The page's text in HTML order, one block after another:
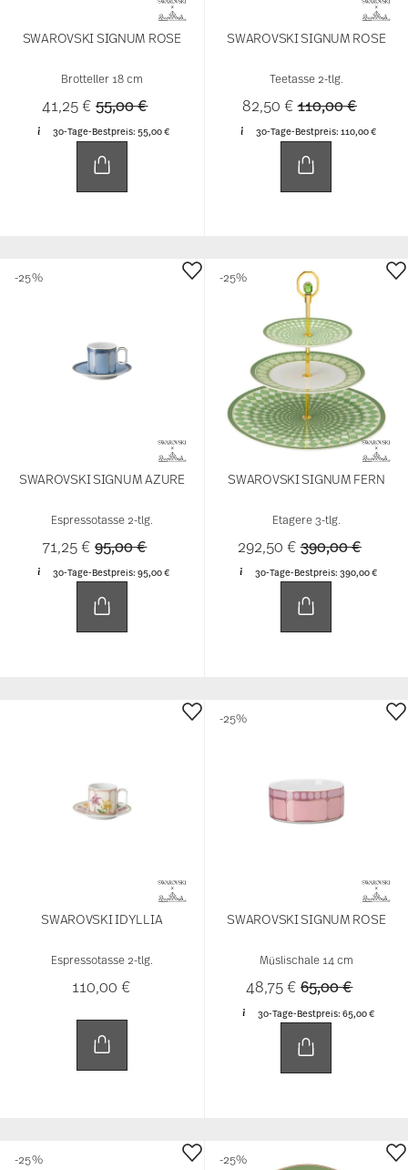
SWAROVSKI SIGNUM ROSE
Brotteller 18 cm
41,25 €Price reduced from
55,00 €to
30-Tage-Bestpreis:55,00 €
SWAROVSKI SIGNUM ROSE
Teetasse 2-tlg.
82,50 €Price reduced
110,00 €to
30-Tage-Bestpreis: 110,00 €
SWAROVSKI SIGNUM AZURE
Espressotasse 2-tlg.
71,25 €Price reduced from
95,00 €to
30-Tage-Bestpreis:95,00 €
-25%
SWAROVSKI SIGNUM FERN
Etagere 3-tlg.
292,50 €Price reduced
390,00 €to
30-Tage-Bestpreis: 390,00 €
-25%
SWAROVSKI IDYLLIA
Espressotasse 2-tlg.
110,00 €
SWAROVSKI SIGNUM ROSE
Müslischale 14 cm
48,75 €Price reduced
65,00 €to
30-Tage-Bestpreis: 65,00 €
-25%
-25% -25%